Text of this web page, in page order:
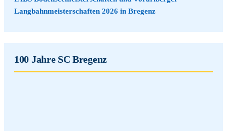
Langbahnmeisterschaften 2026 in Bregenz
100 Jahre SC Bregenz